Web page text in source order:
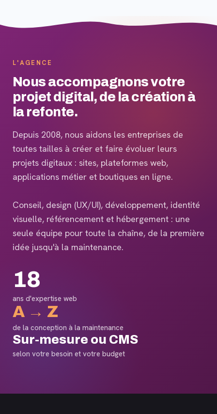
L'AGENCE
Nous accompagnons votre
projet digital, de la création à
la refonte.
Depuis 2008, nous aidons les entreprises de
toutes tailles à créer et faire évoluer leurs
projets digitaux : sites, plateformes web,
applications métier et boutiques en ligne.
Conseil, design (UX/UI), développement, identité
visuelle, référencement et hébergement : une
seule équipe pour toute la chaîne, de la première
idée jusqu'à la maintenance.
18
ans d'expertise web
A → Z
de la conception à la maintenance
Sur-mesure ou CMS
selon votre besoin et votre budget